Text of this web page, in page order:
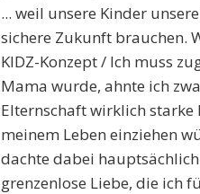
... weil unsere Kinder
sichere Zukunft brauchen.
KIDZ-Konzept / Ich muss
Mama wurde, ahnte ich
Elternschaft wirklich starke
meinem Leben einziehen
dachte dabei
grenzenlose Liebe, die ich